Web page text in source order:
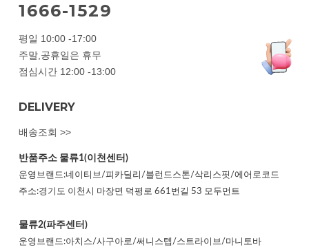
1666-1529
평일 10:00 -17:00
주말,공휴일은 휴무
점심시간 12:00 -13:00
DELIVERY
배송조회 >>
반품주소 물류1(이천센터)
운영브랜드:네이티브/피카딜리/블런드스톤/삭리스핏/에어로코드
주소:경기도 이천시 마장면 덕평로 661번길 53 모두먼트
물류2(파주센터)
운영브랜드:아치스/사구아로/써니스텝/스트라이브/마니토바